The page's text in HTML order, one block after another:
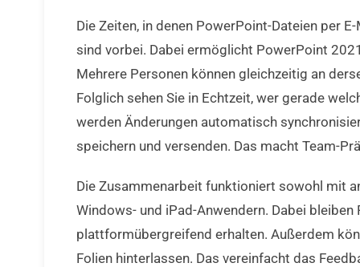
Die Zeiten, in denen PowerPoint-Dateien per
sind vorbei. Dabei ermöglicht PowerPoint
Mehrere Personen können gleichzeitig an
Folglich sehen Sie in Echtzeit, wer gerade
werden Änderungen automatisch
speichern und versenden. Das macht Team-
Die Zusammenarbeit funktioniert sowohl mit
Windows- und iPad-Anwendern. Dabei
plattformübergreifend erhalten. Außerdem
Folien hinterlassen. Das vereinfacht das